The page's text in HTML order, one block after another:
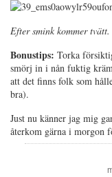
Efter smink kommer tvätt.
Bonustips: Torka
smörj in i nån fuktig
att det finns folk som
bra).
Just nu känner jag mig
återkom gärna i morgon